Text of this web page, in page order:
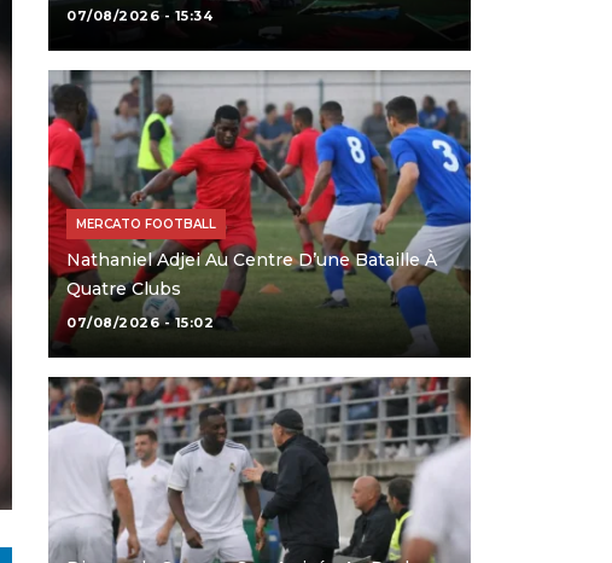
07/08/2026 - 15:34
MERCATO FOOTBALL
Nathaniel Adjei Au Centre D’une Bataille À
Quatre Clubs
07/08/2026 - 15:02